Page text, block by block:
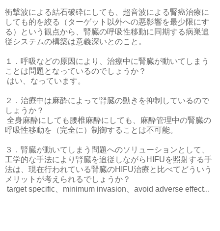
衝撃波による結石破砕にしても、超音波による腎癌治療に
しても的を絞る（ターゲット以外への悪影響を最少限にす
る）という観点から、腎臓の呼吸性移動に同期する病巣追
従システムの構築は意義深いとのこと。
１．呼吸などの原因により、治療中に腎臓が動いてしまう
ことは問題となっているのでしょうか？
はい、なっています。
２．治療中は麻酔によって腎臓の動きを抑制しているので
しょうか？
全身麻酔にしても腰椎麻酔にしても、麻酔管理中の腎臓の
呼吸性移動を（完全に）制御することは不可能。
３．腎臓が動いてしまう問題へのソリューションとして、
工学的な手法により腎臓を追従しながらHIFUを照射する手
法は、現在行われている腎臓のHIFU治療と比べてどういう
メリットが考えられるでしょうか？
target specific、minimum invasion、avoid adverse effect...